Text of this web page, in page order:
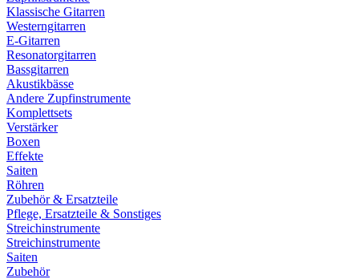
Klassische Gitarren
Westerngitarren
E-Gitarren
Resonatorgitarren
Bassgitarren
Akustikbässe
Andere Zupfinstrumente
Komplettsets
Verstärker
Boxen
Effekte
Saiten
Röhren
Zubehör & Ersatzteile
Pflege, Ersatzteile & Sonstiges
Streichinstrumente
Streichinstrumente
Saiten
Zubehör